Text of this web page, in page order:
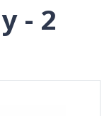
- 2